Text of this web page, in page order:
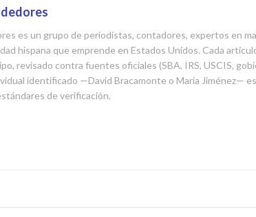
es un grupo de periodistas, contadores, expertos en
hispana que emprende en Estados Unidos. Cada
revisado contra fuentes oficiales (SBA, IRS, USCIS,
identificado —David Bracamonte o María Jiménez—
de verificación.